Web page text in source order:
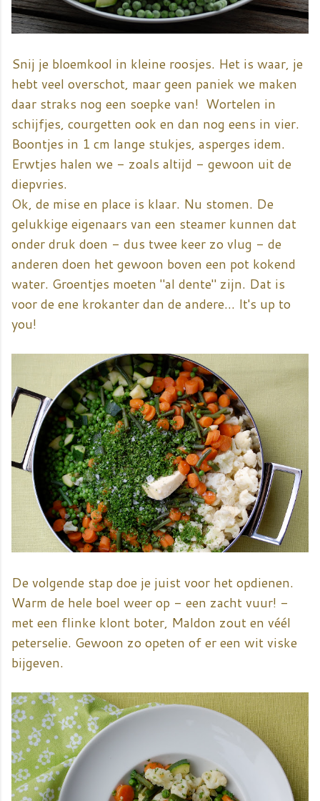
Snij je bloemkool in kleine roosjes. Het is waar, je
hebt veel overschot, maar geen paniek we maken
daar straks nog een soepke van! Wortelen in
schijfjes, courgetten ook en dan nog eens in vier.
Boontjes in 1 cm lange stukjes, asperges idem.
Erwtjes halen we - zoals altijd - gewoon uit de
diepvries.
Ok, de mise en place is klaar. Nu stomen. De
gelukkige eigenaars van een steamer kunnen dat
onder druk doen - dus twee keer zo vlug - de
anderen doen het gewoon boven een pot kokend
water. Groentjes moeten "al dente" zijn. Dat is
voor de ene krokanter dan de andere... It's up to
you!
De volgende stap doe je juist voor het opdienen.
Warm de hele boel weer op - een zacht vuur! -
met een flinke klont boter, Maldon zout en véél
peterselie. Gewoon zo opeten of er een wit viske
bijgeven.